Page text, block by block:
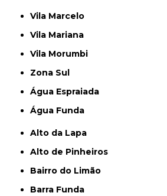
Vila Marcelo
Vila Mariana
Vila Morumbi
Zona Sul
Água Espraiada
Água Funda
Alto da Lapa
Alto de Pinheiros
Bairro do Limão
Barra Funda